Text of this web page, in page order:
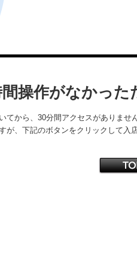
操作がなかった
てから、30分間アクセスがありませ
が、下記のボタンをクリックして入